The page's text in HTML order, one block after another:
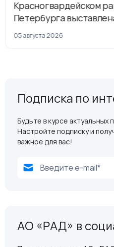
Красногвардейском
Петербурга
рамках приватизации
05 августа 2026
Подписка по
Будьте в курсе
Настройте подписку и
важное для вас!
АО «РАД» в